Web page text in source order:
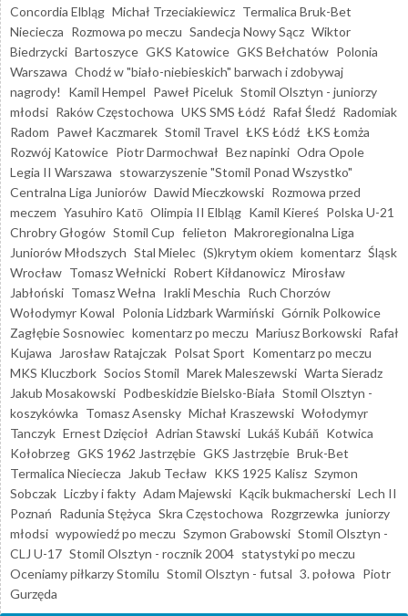
Concordia Elbląg Michał Trzeciakiewicz Termalica Bruk-Bet
Nieciecza Rozmowa po meczu Sandecja Nowy Sącz Wiktor
Biedrzycki Bartoszyce GKS Katowice GKS Bełchatów Polonia
Warszawa Chodź w "biało-niebieskich" barwach i zdobywaj
nagrody!
Kamil Hempel Paweł Piceluk Stomil Olsztyn - juniorzy
młodsi Raków Częstochowa UKS SMS Łódź Rafał Śledź Radomiak
Radom Paweł Kaczmarek Stomil Travel ŁKS Łódź ŁKS Łomża
Rozwój Katowice Piotr Darmochwał Bez napinki Odra Opole
Legia II Warszawa stowarzyszenie "Stomil Ponad Wszystko"
Centralna Liga Juniorów Dawid Mieczkowski Rozmowa przed
meczem Yasuhiro Katō Olimpia II Elbląg Kamil Kiereś Polska U-21
Chrobry Głogów Stomil Cup felieton Makroregionalna Liga
Juniorów Młodszych Stal Mielec (S)krytym okiem komentarz Śląsk
Wrocław Tomasz Wełnicki Robert Kiłdanowicz Mirosław
Jabłoński Tomasz Wełna Irakli Meschia Ruch Chorzów
Wołodymyr Kowal Polonia Lidzbark Warmiński Górnik Polkowice
Zagłębie Sosnowiec komentarz po meczu Mariusz Borkowski Rafał
Kujawa
Jarosław Ratajczak Polsat Sport Komentarz po meczu
MKS Kluczbork Socios Stomil Marek Maleszewski Warta Sieradz
Jakub Mosakowski Podbeskidzie Bielsko-Biała Stomil Olsztyn -
koszykówka Tomasz Asensky Michał Kraszewski Wołodymyr
Tanczyk Ernest Dzięcioł Adrian Stawski Lukáš Kubáň Kotwica
Kołobrzeg GKS 1962 Jastrzębie GKS Jastrzębie Bruk-Bet
Termalica Nieciecza
Jakub Tecław KKS 1925 Kalisz Szymon
Sobczak Liczby i fakty Adam Majewski Kącik bukmacherski Lech II
Poznań Radunia Stężyca Skra Częstochowa Rozgrzewka juniorzy
młodsi wypowiedź po meczu Szymon Grabowski Stomil Olsztyn -
CLJ U-17 Stomil Olsztyn - rocznik 2004 statystyki po meczu
Oceniamy piłkarzy Stomilu Stomil Olsztyn - futsal 3. połowa Piotr
Gurzęda